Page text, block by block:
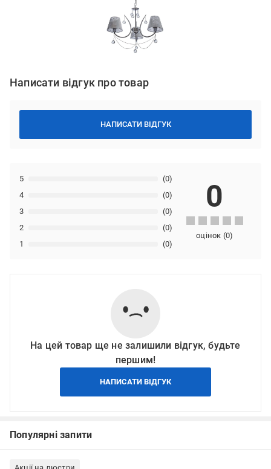
Написати відгук про товар
НАПИСАТИ ВІДГУК
1 (0)
2 (0)
3 (0)
4 (0)
5 (0)
0
оцінок (0)
На цей товар ще не залишили відгук, будьте
першим!
НАПИСАТИ ВІДГУК
Популярні запити